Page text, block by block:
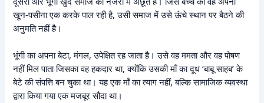
खून-पसीना एक करके पाल रही है, उसी समाज में उसे ऊंचे स्थान पर बैठने की
अनुमति नहीं है।
भूंगी का अपना बेटा, मंगल, उपेक्षित रह जाता है। उसे वह ममता और वह पोषण
नहीं मिल पाता जिसका वह हकदार था, क्योंकि उसकी माँ का दूध ‘बाबू साहब’ के
बेटे की संपत्ति बन चुका था। यह एक माँ का त्याग नहीं, बल्कि सामाजिक व्यवस्था
द्वारा किया गया एक मजबूर सौदा था।